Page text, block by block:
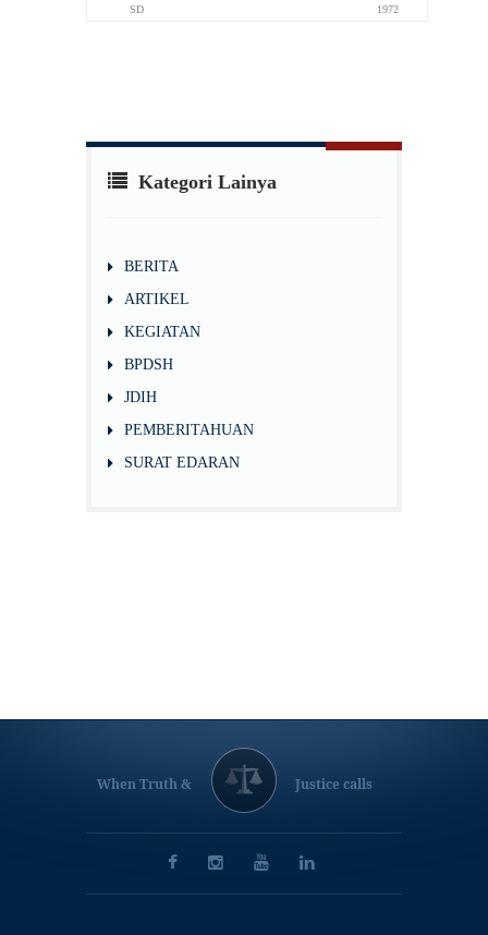
SD
1972
Kategori Lainya
BERITA
ARTIKEL
KEGIATAN
BPDSH
JDIH
PEMBERITAHUAN
SURAT EDARAN
When Truth & Justice calls